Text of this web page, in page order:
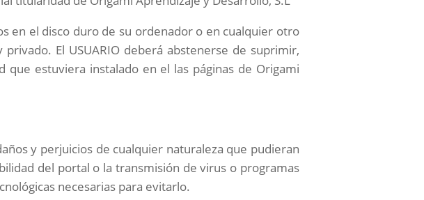
en el disco duro de su ordenador o en cualquier otro
El USUARIO deberá abstenerse de suprimir,
estuviera instalado en el las páginas de Origami
y perjuicios de cualquier naturaleza que pudieran
del portal o la transmisión de virus o programas
necesarias para evitarlo.